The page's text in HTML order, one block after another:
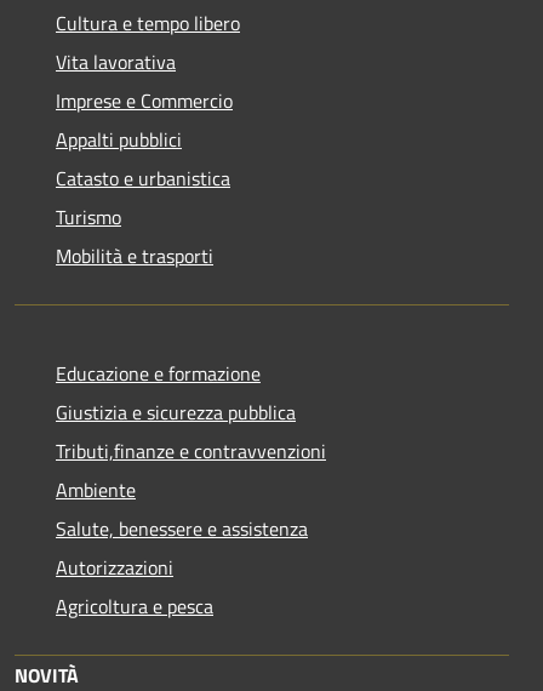
Cultura e tempo libero
Vita lavorativa
Imprese e Commercio
Appalti pubblici
Catasto e urbanistica
Turismo
Mobilità e trasporti
Educazione e formazione
Giustizia e sicurezza pubblica
Tributi,finanze e contravvenzioni
Ambiente
Salute, benessere e assistenza
Autorizzazioni
Agricoltura e pesca
NOVITÀ